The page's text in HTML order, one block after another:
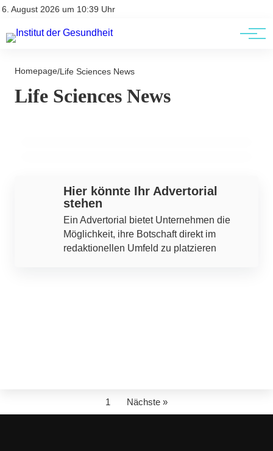
6. August 2026 um 10:39 Uhr
Kontakt
Kontakt
AGBs
Homepage/Life Sciences News
Life Sciences News
Astrea Bioseparations stellt Nereus
LentiHERO vor, eine zweckmäßige Lösung
PerkinElmer stellt die branchenweit erste
Lösung zur Zellanalyse vor, um die
Forschung und Herstellung von Zell- und
Hier könnte Ihr Advertorial
stehen
Ein Advertorial bietet Unternehmen die
Möglichkeit, ihre Botschaft direkt im
redaktionellen Umfeld zu platzieren
1 Nächste »